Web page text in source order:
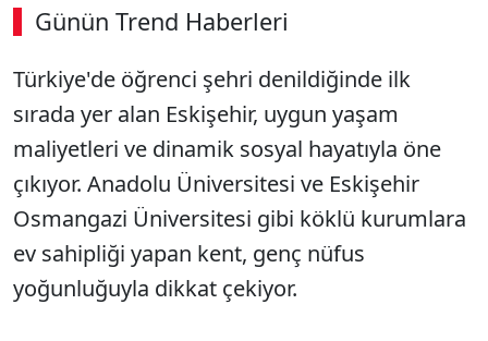
Günün Trend Haberleri
Türkiye'de öğrenci şehri denildiğinde ilk
sırada yer alan Eskişehir, uygun yaşam
maliyetleri ve dinamik sosyal hayatıyla öne
çıkıyor. Anadolu Üniversitesi ve Eskişehir
Osmangazi Üniversitesi gibi köklü kurumlara
ev sahipliği yapan kent, genç nüfus
yoğunluğuyla dikkat çekiyor.